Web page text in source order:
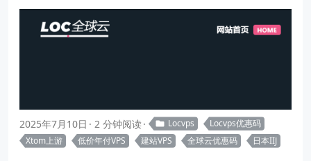
2025年7月10日 2 分钟阅读 Locvps
Locvps优惠码
Xtom上游
低价年付VPS 建站VPS 全球云优惠码 日本IIJ